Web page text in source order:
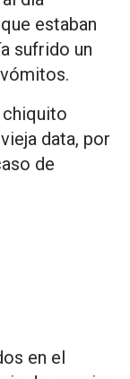
estaban
sufrido un
data, por
de
en el